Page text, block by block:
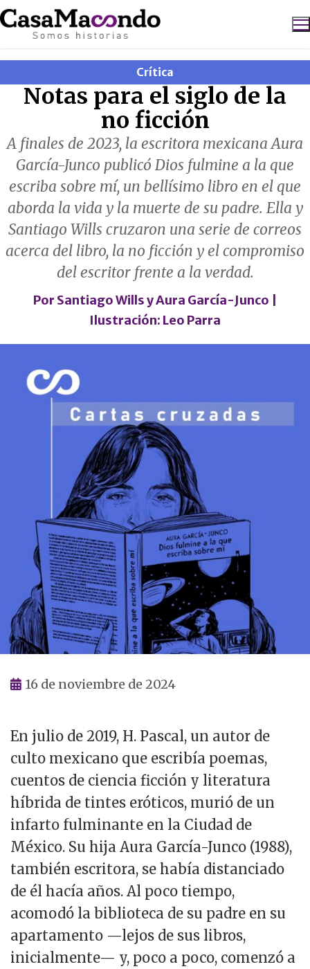
Ir
al
contenido
Buscar:
Crítica
Notas para el siglo de la
no ficción
A finales de 2023, la escritora mexicana Aura
García-Junco publicó Dios fulmine a la que
escriba sobre mí, un bellísimo libro en el que
aborda la vida y la muerte de su padre. Ella y
Santiago Wills cruzaron una serie de correos
acerca del libro, la no ficción y el compromiso
del escritor frente a la verdad.
Por Santiago WillsyAura García-Junco
Ilustración: Leo Parra
16 de noviembre de 2024
En julio de 2019, H. Pascal, un autor de
culto mexicano que escribía poemas,
cuentos de ciencia ficción y literatura
híbrida de tintes eróticos, murió de un
infarto fulminante en la Ciudad de
México. Su hija Aura García-Junco (1988),
también escritora, se había distanciado
de él hacía años. Al poco tiempo,
acomodó la biblioteca de su padre en su
apartamento —lejos de sus libros,
inicialmente— y, poco a poco, comenzó a